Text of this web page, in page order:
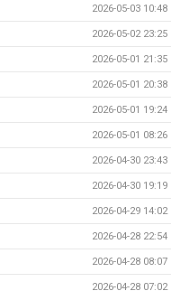
2026-05-03 10:48
2026-05-02 23:25
2026-05-01 21:35
2026-05-01 20:38
2026-05-01 19:24
2026-05-01 08:26
2026-04-30 23:43
2026-04-30 19:19
2026-04-29 14:02
2026-04-28 22:54
2026-04-28 08:07
2026-04-28 07:02